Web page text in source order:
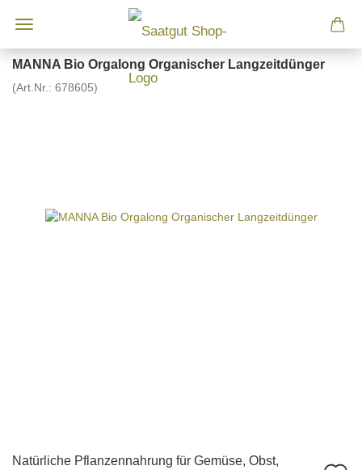
MANNA Bio Orgalong Organischer Langzeitdünger
(Art.Nr.: 678605)
Natürliche Pflanzennahrung für Gemüse, Obst,